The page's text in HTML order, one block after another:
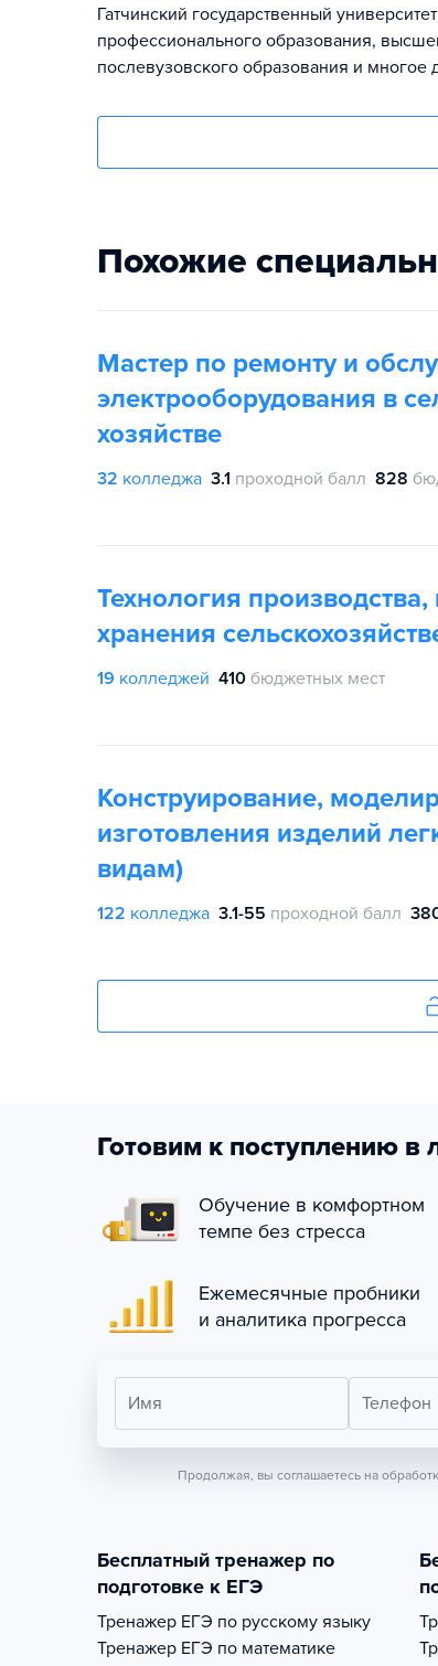
Гатчинский государственный
профессионального образования,
послевузовского образования и многое
Похожие
Мастер по ремонту и
электрооборудования в
хозяйстве
32 колледжа 3.1 проходной балл 828
Технология
хранения
19 колледжей 410 бюджетных мест
Конструирование,
изготовления изделий
видам)
122 колледжа 3.1-55 проходной балл
Готовим к поступлению в
Обучение в комфортном
темпе без стресса
Ежемесячные пробники
и аналитика прогресса
Имя Телефон
Продолжая, вы соглашаетесь на
Бесплатный тренажер по
подготовке к ЕГЭ
Тренажер ЕГЭ по русскому языку
Тренажер ЕГЭ по математике